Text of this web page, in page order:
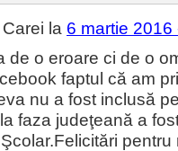
la 6 martie 2016
de o eroare ci de o
faptul că am
nu a fost inclusă
faza judeţeană a
pentru